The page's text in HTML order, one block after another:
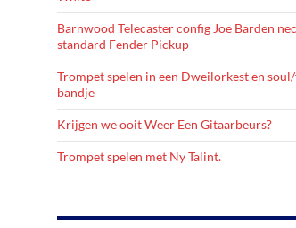
Barnwood Telecaster config Joe Barden
standard Fender Pickup
Trompet spelen in een Dweilorkest en
bandje
Krijgen we ooit Weer Een Gitaarbeurs?
Trompet spelen met Ny Talint.